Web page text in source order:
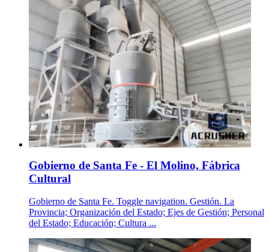
Gobierno de Santa Fe - El Molino, Fábrica
Cultural
Gobierno de Santa Fe. Toggle navigation. Gestión. La
Provincia; Organización del Estado; Ejes de Gestión; Personal
del Estado; Educación; Cultura ...